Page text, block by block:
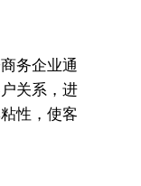
务企业通
关系，进
性，使客